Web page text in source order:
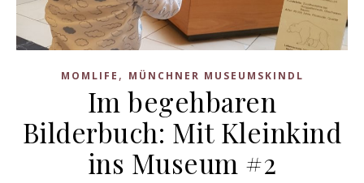
MOMLIFE , MÜNCHNER MUSEUMSKINDL
Im begehbaren
Bilderbuch: Mit Kleinkind
ins Museum #2